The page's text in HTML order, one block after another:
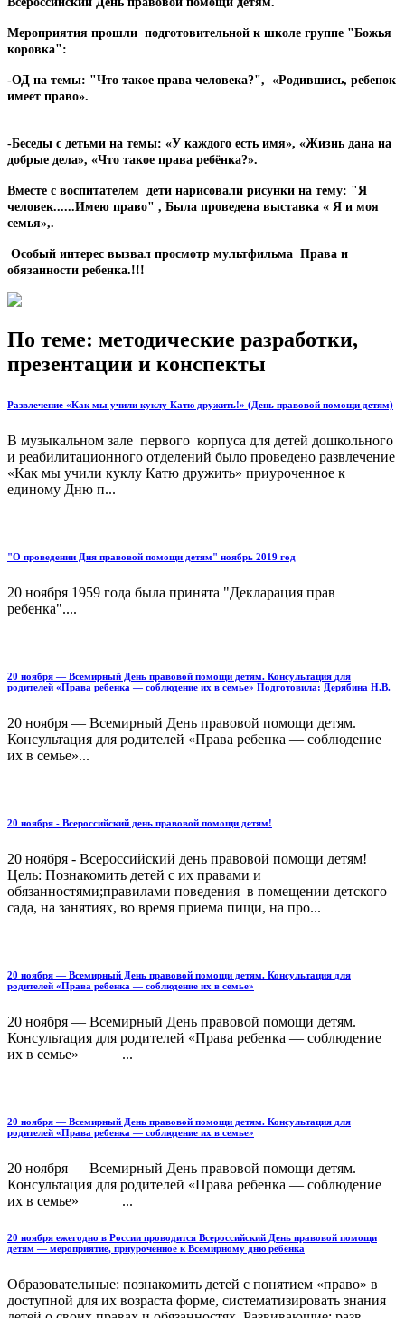
Мероприятия прошли подготовительной к школе группе "Божья
коровка":
-ОД на темы: "Что такое права человека?", «Родившись, ребенок
имеет право».
-Беседы с детьми на темы: «У каждого есть имя», «Жизнь дана на
добрые дела», «Что такое права ребёнка?».
Вместе с воспитателем дети нарисовали рисунки на тему: "Я
человек......Имею право" , Была проведена выставка « Я и моя
семья»,.
Особый интерес вызвал просмотр мультфильма Права и
обязанности ребенка.!!!
По теме: методические разработки,
презентации и конспекты
Развлечение «Как мы учили куклу Катю дружить!» (День правовой помощи детям)
В музыкальном зале первого корпуса для детей дошкольного
и реабилитационного отделений было проведено развлечение
«Как мы учили куклу Катю дружить» приуроченное к
единому Дню п...
"О проведении Дня правовой помощи детям" ноябрь 2019 год
20 ноября 1959 года была принята "Декларация прав
ребенка"....
20 ноября — Всемирный День правовой помощи детям. Консультация для
родителей «Права ребенка — соблюдение их в семье» Подготовила: Дерябина Н.В.
20 ноября — Всемирный День правовой помощи детям.
Консультация для родителей «Права ребенка — соблюдение
их в семье»...
20 ноября - Всероссийский день правовой помощи детям!
20 ноября - Всероссийский день правовой помощи детям!
Цель: Познакомить детей с их правами и
обязанностями;правилами поведения в помещении детского
сада, на занятиях, во время приема пищи, на про...
20 ноября — Всемирный День правовой помощи детям. Консультация для
родителей «Права ребенка — соблюдение их в семье»
20 ноября — Всемирный День правовой помощи детям.
Консультация для родителей «Права ребенка — соблюдение
их в семье» ...
20 ноября — Всемирный День правовой помощи детям. Консультация для
родителей «Права ребенка — соблюдение их в семье»
20 ноября — Всемирный День правовой помощи детям.
Консультация для родителей «Права ребенка — соблюдение
их в семье» ...
20 ноября ежегодно в России проводится Всероссийский День правовой помощи
детям — мероприятие, приуроченное к Всемирному дню ребёнка
Образовательные: познакомить детей с понятием «право» в
доступной для их возраста форме, систематизировать знания